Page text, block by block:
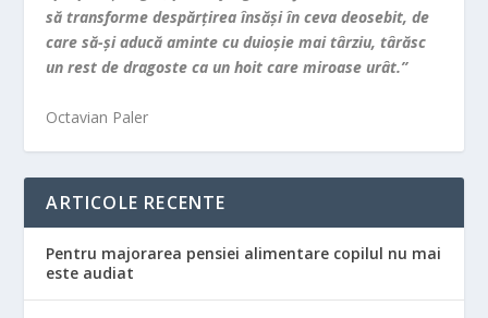
să transforme despărţirea însăşi în ceva deosebit, de
care să-şi aducă aminte cu duioşie mai târziu, târăsc
un rest de dragoste ca un hoit care miroase urât.”
Octavian Paler
ARTICOLE RECENTE
Pentru majorarea pensiei alimentare copilul nu mai
este audiat